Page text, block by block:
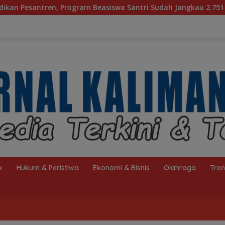
Beasiswa Santri Sudah Jangkau 2.751 Penerima
Hukum & Peristiwa Ekonomi & Bisnis Olahraga